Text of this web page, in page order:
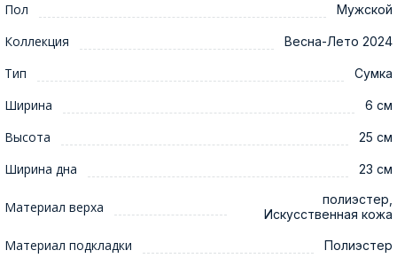
Пол Мужской
Коллекция Весна-Лето 2024
Тип Сумка
Ширина 6 см
Высота 25 см
Ширина дна 23 см
Материал верха
полиэстер,
Искусственная кожа
Материал подкладки Полиэстер